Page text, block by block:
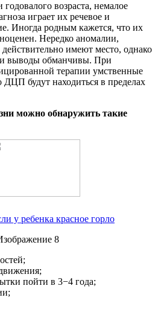
возраста, немалое
играет их речевое и
Иногда родным кажется, что их
Нередко аномалии,
имеют место, однако
выводы обманчивы. При
терапии умственные
ДЦП будут находиться в пределах
можно обнаружить такие
у ребенка красное горло
пойти в 3−4 года;